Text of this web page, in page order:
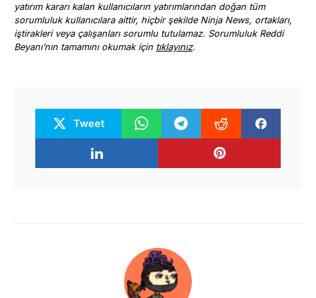
yatırım kararı kalan kullanıcıların yatırımlarından doğan tüm
sorumluluk kullanıcılara aittir, hiçbir şekilde Ninja News, ortakları,
iştirakleri veya çalışanları sorumlu tutulamaz. Sorumluluk Reddi
Beyanı’nın tamamını okumak için tıklayınız.
Tweet